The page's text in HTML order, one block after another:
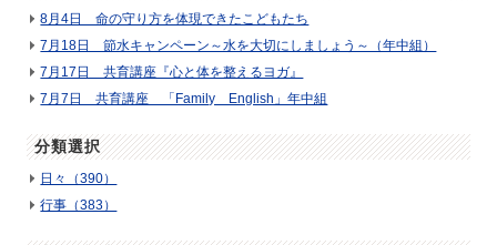
8月4日 命の守り方を体現できたこどもたち
7月18日 節水キャンペーン～水を大切にしましょう～（年中組）
7月17日 共育講座『心と体を整えるヨガ』
7月7日 共育講座 「Family English」年中組
分類選択
日々（390）
行事（383）